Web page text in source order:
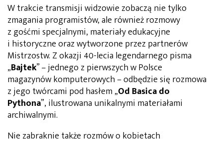
W trakcie transmisji widzowie zobaczą nie tylko
zmagania programistów, ale również rozmowy
z gośćmi specjalnymi, materiały edukacyjne
i historyczne oraz wytworzone przez partnerów
Mistrzostw. Z okazji 40-lecia legendarnego pisma
„Bajtek” – jednego z pierwszych w Polsce
magazynów komputerowych – odbędzie się rozmowa
z jego twórcami pod hasłem „Od Basica do
Pythona”, ilustrowana unikalnymi materiałami
archiwalnymi.
Nie zabraknie także rozmów o kobietach